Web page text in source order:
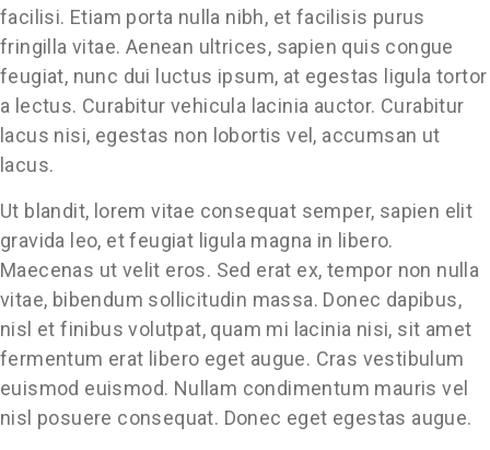
facilisi. Etiam porta nulla nibh, et facilisis purus
fringilla vitae. Aenean ultrices, sapien quis congue
feugiat, nunc dui luctus ipsum, at egestas ligula tortor
a lectus. Curabitur vehicula lacinia auctor. Curabitur
lacus nisi, egestas non lobortis vel, accumsan ut
lacus.
Ut blandit, lorem vitae consequat semper, sapien elit
gravida leo, et feugiat ligula magna in libero.
Maecenas ut velit eros. Sed erat ex, tempor non nulla
vitae, bibendum sollicitudin massa. Donec dapibus,
nisl et finibus volutpat, quam mi lacinia nisi, sit amet
fermentum erat libero eget augue. Cras vestibulum
euismod euismod. Nullam condimentum mauris vel
nisl posuere consequat. Donec eget egestas augue.